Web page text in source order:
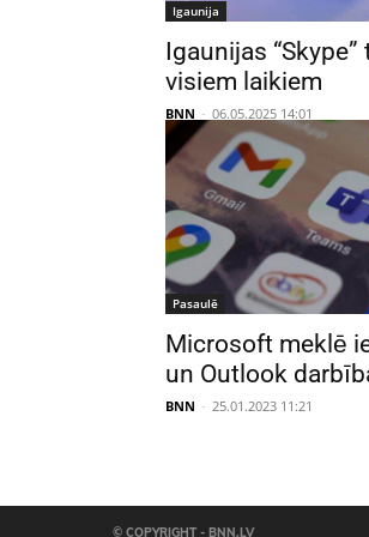
Igaunija
Igaunijas
visiem laikiem
BNN - 06.05.2025 14:01
Pasaulē
Microsoft meklē
un Outlook
BNN - 25.01.2023 11:21
© COPYRIGHT - BNN.LV